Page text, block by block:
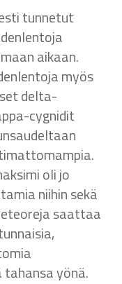
tunnetut
aikaan.
myös
delta-
cygnidit
oli jo
niihin sekä
saattaa
yönä.